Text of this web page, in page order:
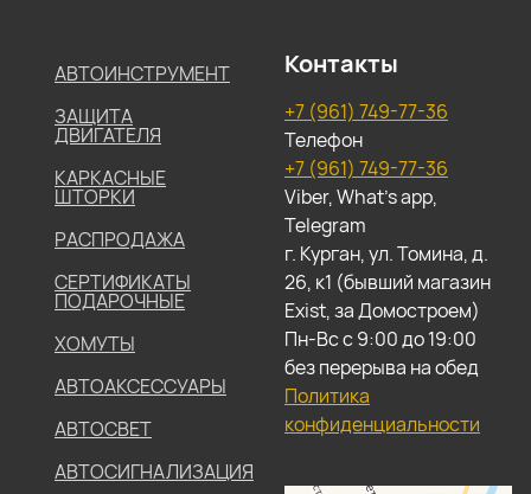
АВТОИНСТРУМЕНТ
ЗАЩИТА
ДВИГАТЕЛЯ
КАРКАСНЫЕ
ШТОРКИ
РАСПРОДАЖА
СЕРТИФИКАТЫ
ПОДАРОЧНЫЕ
ХОМУТЫ
АВТОАКСЕССУАРЫ
АВТОСВЕТ
АВТОСИГНАЛИЗАЦИЯ
Контакты
+7 (961) 749-77-36
Телефон
+7 (961) 749-77-36
Viber, What's app,
Telegram
г. Курган, ул. Томина, д.
26, к1 (бывший магазин
Exist, за Домостроем)
Пн-Вс с 9:00 до 19:00
без перерыва на обед
Политика
конфиденциальности